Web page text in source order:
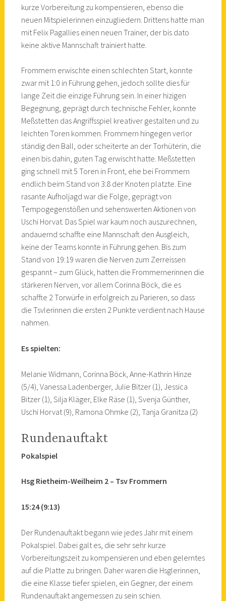
kurze Vorbereitung zu kompensieren, ebenso die
neuen Mitspielerinnen einzugliedern. Drittens hatte man
mit Felix Pagallies einen neuen Trainer, der bis dato
keine aktive Mannschaft trainiert hatte.
Frommern erwischte einen schlechten Start, konnte
zwar mit 1:0 in Führung gehen, jedoch sollte dies für
lange Zeit die einzige Führung sein. In einer hizigen
Begegnung, geprägt durch technische Fehler, konnte
Meßstetten das Angriffsspiel kreativer gestalten und zu
leichten Toren kommen. Frommern hingegen verlor
ständig den Ball, oder scheiterte an der Torhüterin, die
einen bis dahin, guten Tag erwischt hatte. Meßstetten
ging schnell mit 5 Toren in Front, ehe bei Frommern
endlich beim Stand von 3:8 der Knoten platzte. Eine
rasante Aufholjagd war die Folge, geprägt von
Tempogegenstößen und sehenswerten Aktionen von
Uschi Horvat. Das Spiel war kaum noch auszurechnen,
andauernd schaffte eine Mannschaft den Ausgleich,
keine der Teams konnte in Führung gehen. Bis zum
Stand von 19:19 waren die Nerven zum Zerreissen
gespannt – zum Glück, hatten die Frommernerinnen die
stärkeren Nerven, vor allem Corinna Böck, die es
schaffte 2 Torwürfe in erfolgreich zu Parieren, so dass
die Tsvlerinnen die ersten 2 Punkte verdient nach Hause
nahmen.
Es spielten:
Melanie Widmann, Corinna Böck, Anne-Kathrin Hinze
(5/4), Vanessa Ladenberger, Julie Bitzer (1), Jessica
Bitzer (1), Silja Kläger, Elke Räse (1), Svenja Günther,
Uschi Horvat (9), Ramona Ohmke (2), Tanja Granitza (2)
Rundenauftakt
Pokalspiel
Hsg Rietheim-Weilheim 2 – Tsv Frommern
15:24 (9:13)
Der Rundenauftakt begann wie jedes Jahr mit einem
Pokalspiel. Dabei galt es, die sehr sehr kurze
Vorbereitungszeit zu kompensieren und eben gelerntes
auf die Platte zu bringen. Daher waren die Hsglerinnen,
die eine Klasse tiefer spielen, ein Gegner, der einem
Rundenauftakt angemessen zu sein schien.